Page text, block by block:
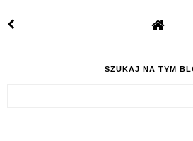
SZUKAJ NA TYM